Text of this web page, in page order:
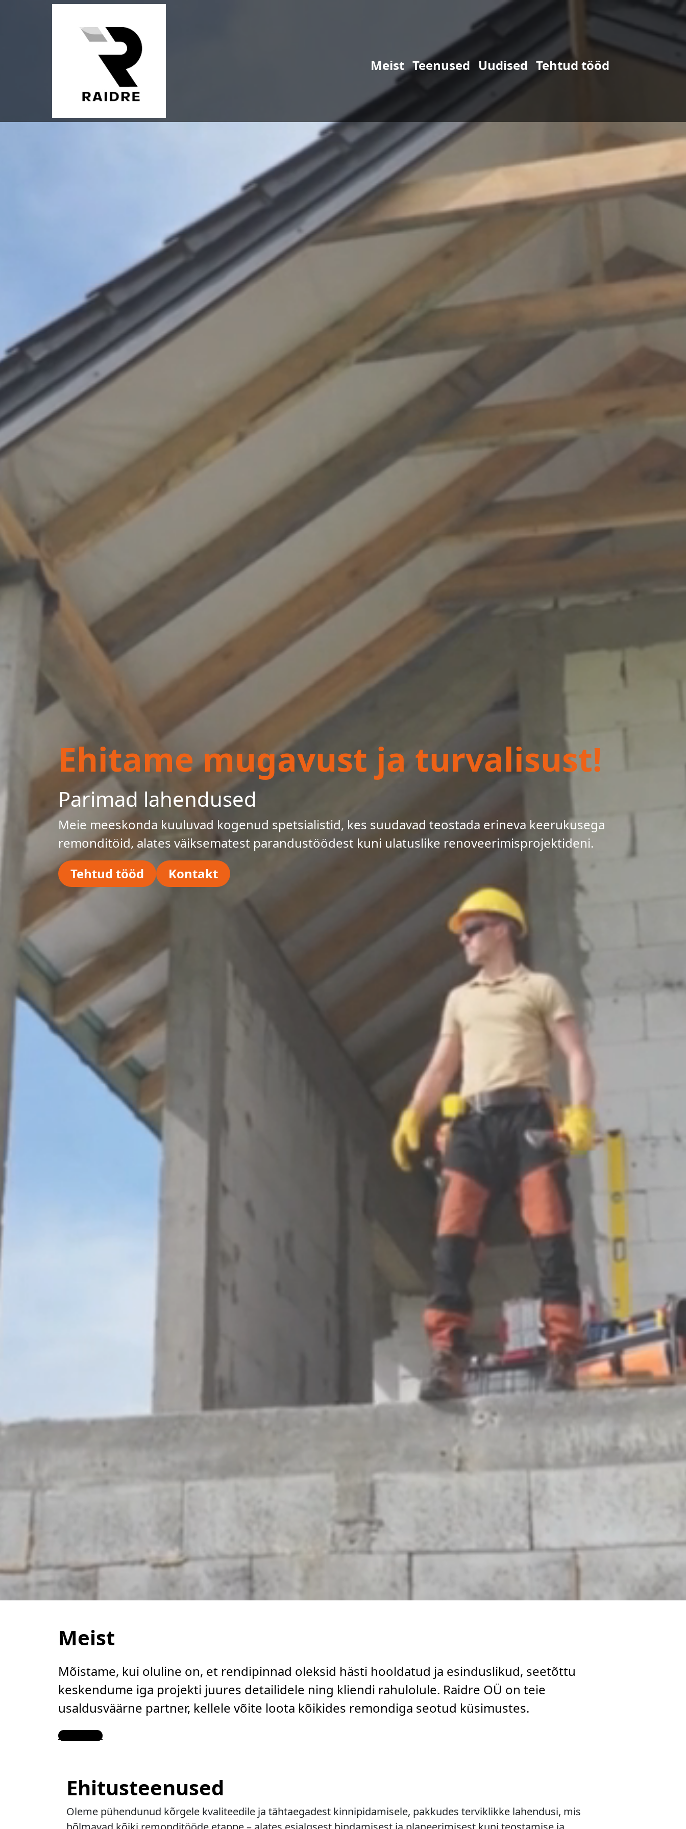
Meist Teenused Uudised Tehtud tööd
Ehitame mugavust ja turvalisust!
Parimad lahendused
Meie meeskonda kuuluvad kogenud spetsialistid, kes suudavad teostada erineva keerukusega
remonditöid, alates väiksematest parandustöödest kuni ulatuslike renoveerimisprojektideni.
Tehtud tööd
Kontakt
Meist
Mõistame, kui oluline on, et rendipinnad oleksid hästi hooldatud ja esinduslikud, seetõttu
keskendume iga projekti juures detailidele ning kliendi rahulolule. Raidre OÜ on teie
usaldusväärne partner, kellele võite loota kõikides remondiga seotud küsimustes.
Contact Us
Ehitusteenused
Oleme pühendunud kõrgele kvaliteedile ja tähtaegadest kinnipidamisele, pakkudes terviklikke lahendusi, mis